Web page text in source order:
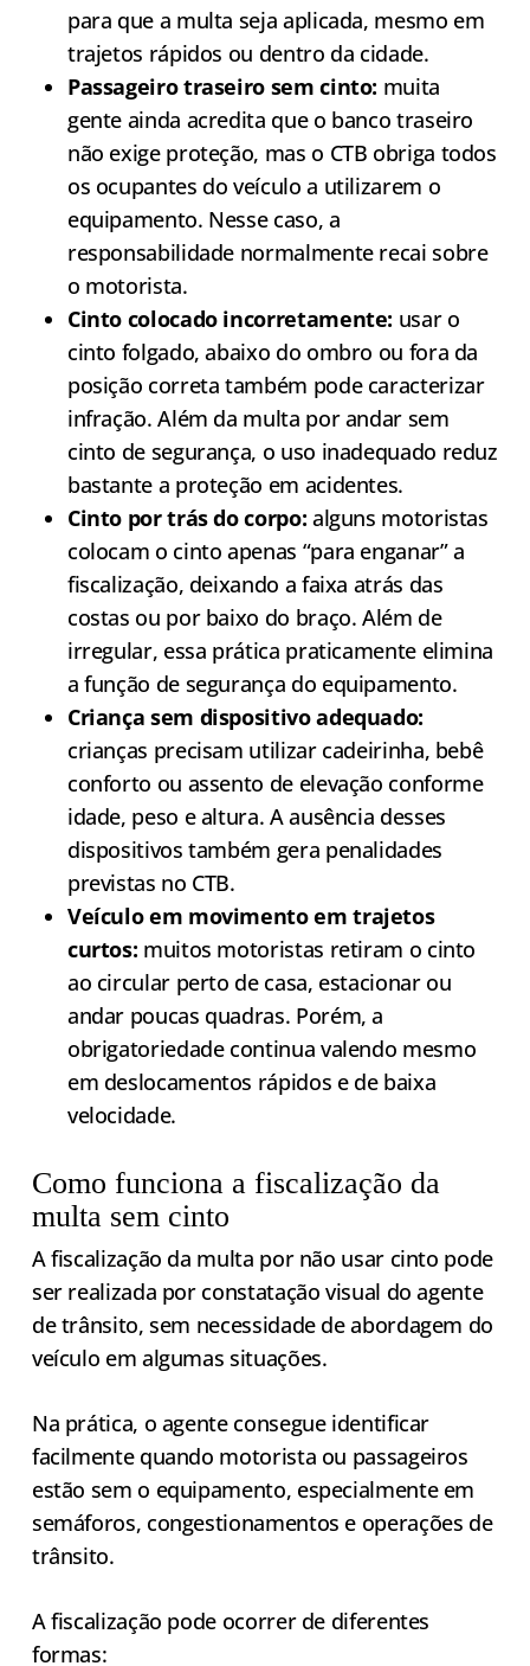
para que a multa seja aplicada, mesmo em
trajetos rápidos ou dentro da cidade.
Passageiro traseiro sem cinto: muita
gente ainda acredita que o banco traseiro
não exige proteção, mas o CTB obriga todos
os ocupantes do veículo a utilizarem o
equipamento. Nesse caso, a
responsabilidade normalmente recai sobre
o motorista.
Cinto colocado incorretamente: usar o
cinto folgado, abaixo do ombro ou fora da
posição correta também pode caracterizar
infração. Além da multa por andar sem
cinto de segurança, o uso inadequado reduz
bastante a proteção em acidentes.
Cinto por trás do corpo: alguns motoristas
colocam o cinto apenas “para enganar” a
fiscalização, deixando a faixa atrás das
costas ou por baixo do braço. Além de
irregular, essa prática praticamente elimina
a função de segurança do equipamento.
Criança sem dispositivo adequado:
crianças precisam utilizar cadeirinha, bebê
conforto ou assento de elevação conforme
idade, peso e altura. A ausência desses
dispositivos também gera penalidades
previstas no CTB.
Veículo em movimento em trajetos
curtos: muitos motoristas retiram o cinto
ao circular perto de casa, estacionar ou
andar poucas quadras. Porém, a
obrigatoriedade continua valendo mesmo
em deslocamentos rápidos e de baixa
velocidade.
Como funciona a fiscalização da
multa sem cinto
A fiscalização da multa por não usar cinto pode
ser realizada por constatação visual do agente
de trânsito, sem necessidade de abordagem do
veículo em algumas situações.
Na prática, o agente consegue identificar
facilmente quando motorista ou passageiros
estão sem o equipamento, especialmente em
semáforos, congestionamentos e operações de
trânsito.
A fiscalização pode ocorrer de diferentes
formas: